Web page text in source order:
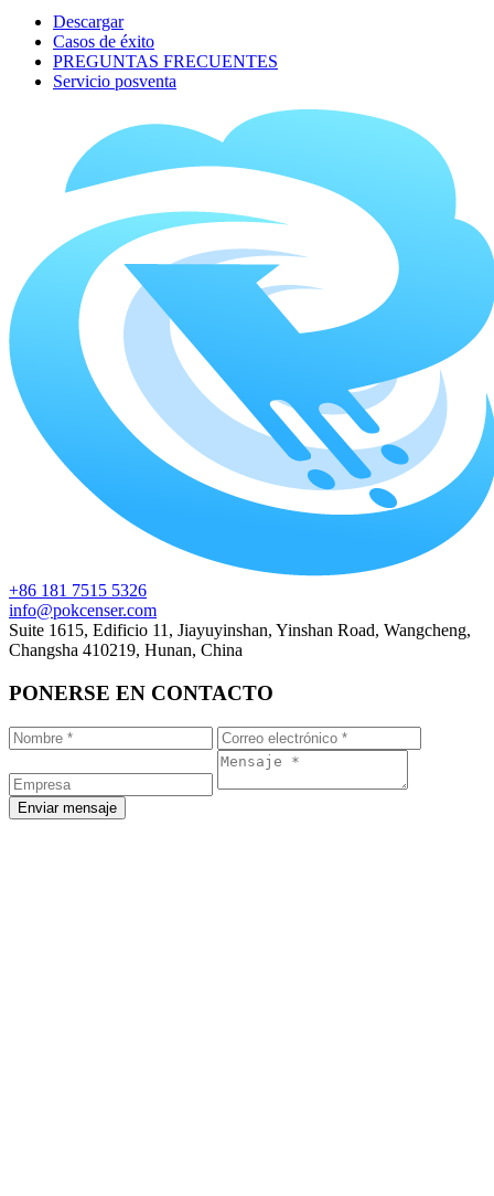
Descargar
Casos de éxito
PREGUNTAS FRECUENTES
Servicio posventa
+86 181 7515 5326
info@pokcenser.com
Suite 1615, Edificio 11, Jiayuyinshan, Yinshan Road, Wangcheng,
Changsha 410219, Hunan, China
PONERSE EN CONTACTO
Enviar mensaje